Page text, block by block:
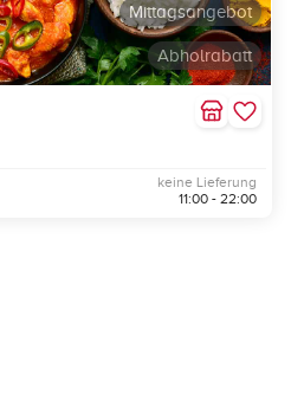
Abholrabatt
Mittagsangebot
keine Lieferung
11:00 - 22:00